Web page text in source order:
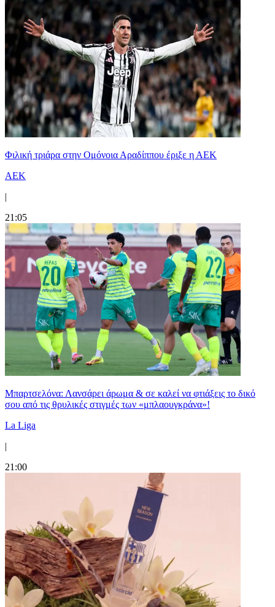
Φιλική τριάρα στην Ομόνοια Αραδίππου έριξε η ΑΕΚ
ΑΕΚ
|
21:05
Μπαρτσελόνα: Λανσάρει άρωμα & σε καλεί να φτιάξεις το δικό
σου από τις θρυλικές στιγμές των «μπλαουγκράνα»!
La Liga
|
21:00